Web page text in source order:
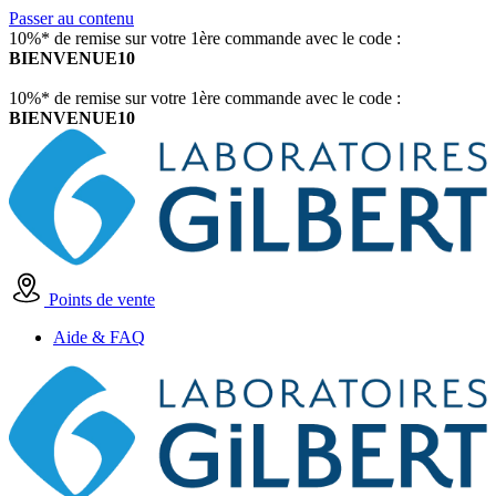
Passer au contenu
10%* de remise sur votre 1ère commande avec le code :
BIENVENUE10
10%* de remise sur votre 1ère commande avec le code :
BIENVENUE10
Points de vente
Aide & FAQ